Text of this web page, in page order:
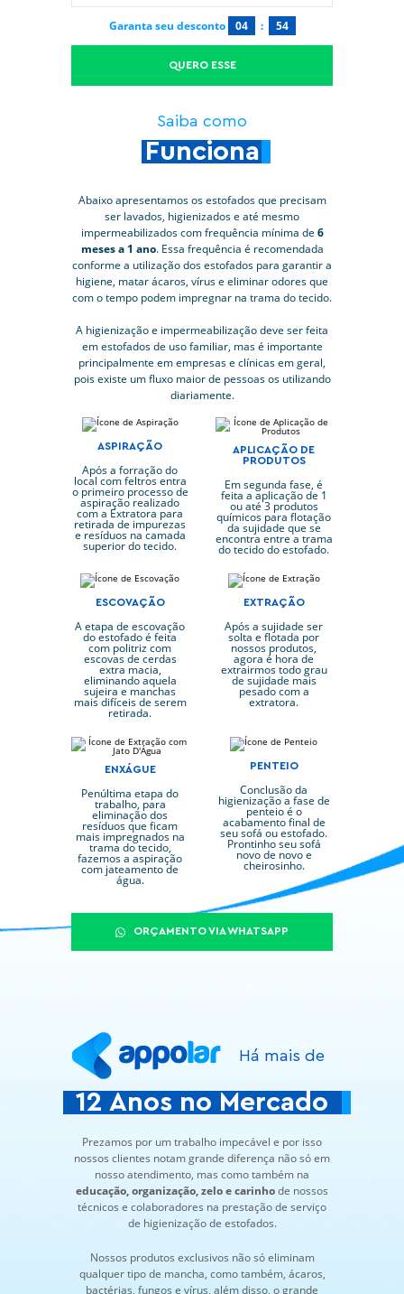
Garanta seu desconto 04 : 53
QUERO ESSE
Saiba como
Funciona
Abaixo apresentamos os estofados que precisam
ser lavados, higienizados e até mesmo
impermeabilizados com frequência mínima de 6
meses a 1 ano. Essa frequência é recomendada
conforme a utilização dos estofados para garantir a
higiene, matar ácaros, vírus e eliminar odores que
com o tempo podem impregnar na trama do tecido.
A higienização e impermeabilização deve ser feita
em estofados de uso familiar, mas é importante
principalmente em empresas e clínicas em geral,
pois existe um fluxo maior de pessoas os utilizando
diariamente.
ASPIRAÇÃO
Após a forração do
local com feltros entra
o primeiro processo de
aspiração realizado
com a Extratora para
retirada de impurezas
e resíduos na camada
superior do tecido.
APLICAÇÃO DE
PRODUTOS
Em segunda fase, é
feita a aplicação de 1
ou até 3 produtos
químicos para flotação
da sujidade que se
encontra entre a trama
do tecido do estofado.
ESCOVAÇÃO
A etapa de escovação
do estofado é feita
com politriz com
escovas de cerdas
extra macia,
eliminando aquela
sujeira e manchas
mais difíceis de serem
retirada.
EXTRAÇÃO
Após a sujidade ser
solta e flotada por
nossos produtos,
agora é hora de
extrairmos todo grau
de sujidade mais
pesado com a
extratora.
ENXÁGUE
Penúltima etapa do
trabalho, para
eliminação dos
resíduos que ficam
mais impregnados na
trama do tecido,
fazemos a aspiração
com jateamento de
água.
PENTEIO
Conclusão da
higienização a fase de
penteio é o
acabamento final de
seu sofá ou estofado.
Prontinho seu sofá
novo de novo e
cheirosinho.
ORÇAMENTO VIA WHATSAPP
Há mais de
12 Anos no Mercado
Prezamos por um trabalho impecável e por isso
nossos clientes notam grande diferença não só em
nosso atendimento, mas como também na
educação, organização, zelo e carinhode nossos
técnicos e colaboradores na prestação de serviço
de higienização de estofados.
Nossos produtos exclusivos não só eliminam
qualquer tipo de mancha, como também, ácaros,
bactérias, fungos e vírus, além disso, o grande